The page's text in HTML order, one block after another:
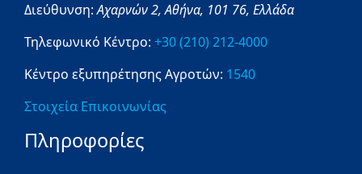
Διεύθυνση:Αχαρνών 2,Αθήνα, 101 76, Ελλάδα
Τηλεφωνικό Κέντρο: +30 (210) 212-4000
Κέντρο εξυπηρέτησης Αγροτών: 1540
Στοιχεία Επικοινωνίας
Πληροφορίες